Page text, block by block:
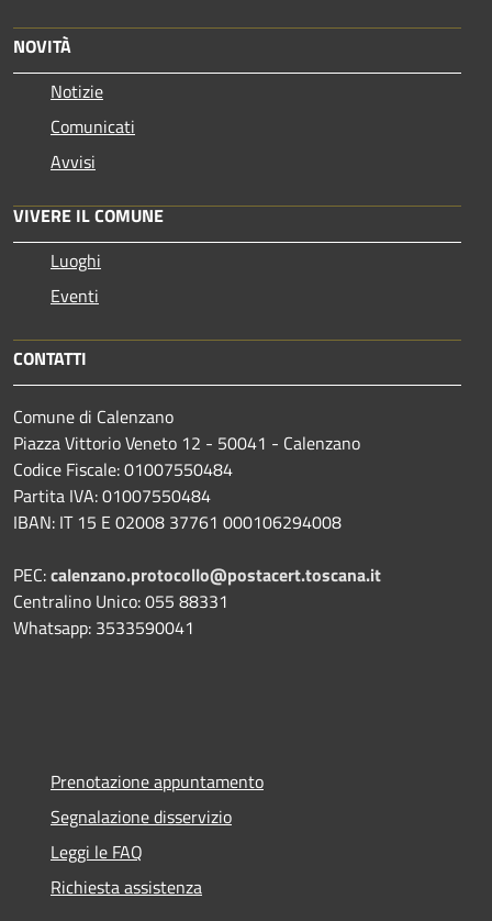
NOVITÀ
Notizie
Comunicati
Avvisi
VIVERE IL COMUNE
Luoghi
Eventi
CONTATTI
Comune di Calenzano
Piazza Vittorio Veneto 12 - 50041 - Calenzano
Codice Fiscale: 01007550484
Partita IVA: 01007550484
IBAN: IT 15 E 02008 37761 000106294008
PEC:calenzano.protocollo@postacert.toscana.it
Centralino Unico: 055 88331
Whatsapp: 3533590041
Prenotazione appuntamento
Segnalazione disservizio
Leggi le FAQ
Richiesta assistenza